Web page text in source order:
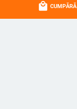
local_mall CUMPĂRĂ